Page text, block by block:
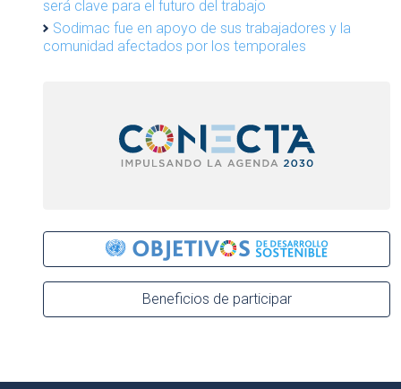
será clave para el futuro del trabajo
Sodimac fue en apoyo de sus trabajadores y la
comunidad afectados por los temporales
Beneficios de participar